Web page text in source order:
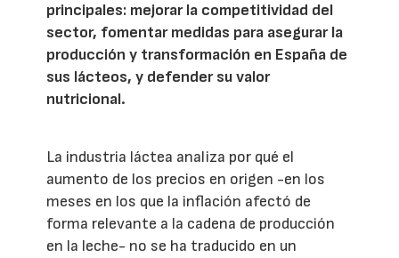
principales: mejorar la competitividad del
sector, fomentar medidas para asegurar la
producción y transformación en España de
sus lácteos, y defender su valor
nutricional.
La industria láctea analiza por qué el
aumento de los precios en origen -en los
meses en los que la inflación afectó de
forma relevante a la cadena de producción
en la leche- no se ha traducido en un